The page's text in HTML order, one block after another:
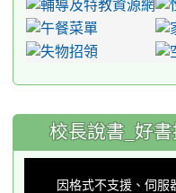
:::
校長說書_好
因格式不支援、伺服